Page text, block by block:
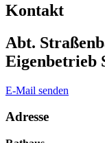
Kontakt
Abt.
Eigenbetrieb
E-Mail senden
Adresse